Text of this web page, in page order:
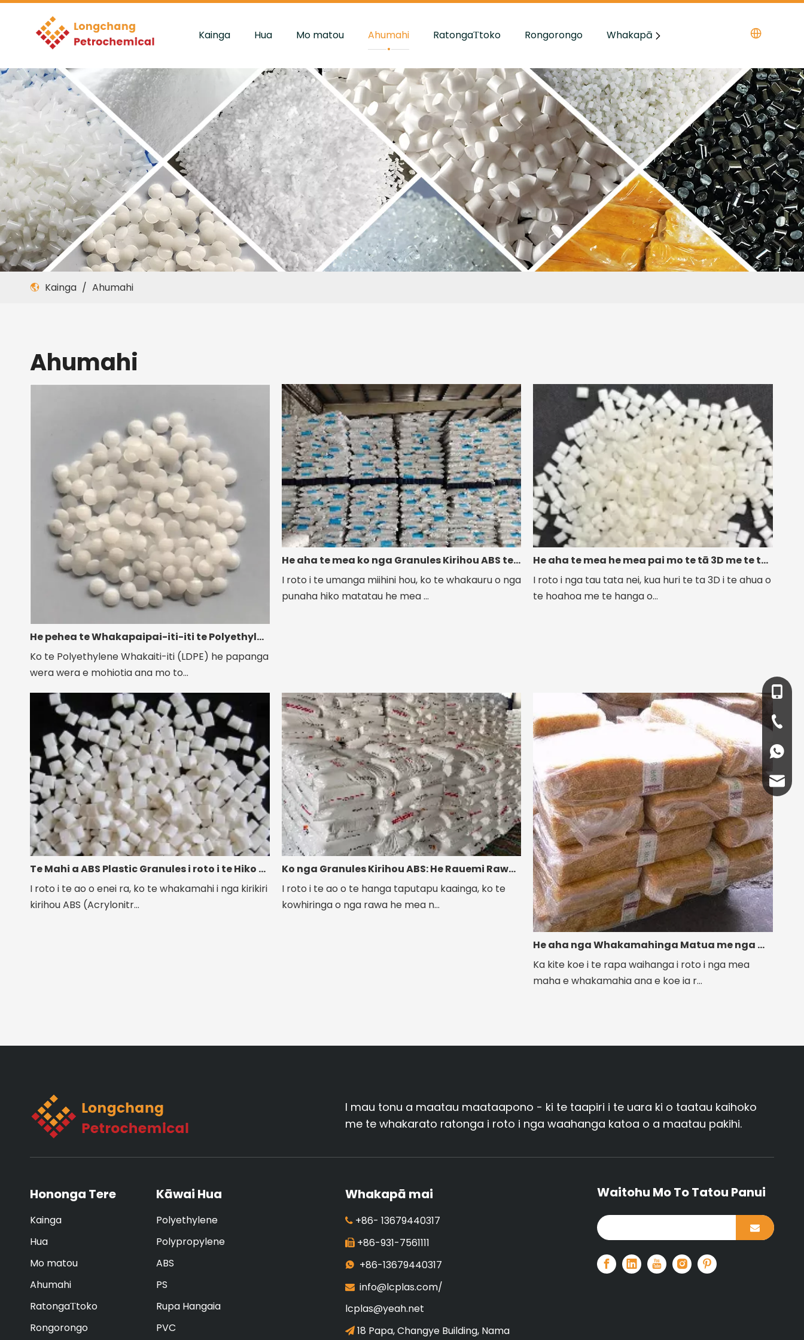
Kainga Hua Mo matou Ahumahi RatongaΤtoko Rongorongo Whakapā mai
Kainga / Ahumahi
Ahumahi
He pehea te Whakapaipai-iti-iti te Polyethylene Excel i roto i nga tono Whakaakoranga Kiriata Pēnei i nga Kiriata Ahuwhenua me te Whakapaipai?
Ko te Polyethylene Whakaiti-iti (LDPE) he papanga
wera wera e mohiotia ana mo to...
He aha te mea ko nga Granules Kirihou ABS te Kowhiringa Mo Nga Waa Motu
I roto i te umanga miihini hou, ko te whakauru o nga
punaha hiko matatau he mea ...
He aha te mea he mea pai mo te tā 3D me te tauira tauira
I roto i nga tau tata nei, kua huri te ta 3D i te ahua o
te hoahoa me te hanga o...
Te Mahi a ABS Plastic Granules i roto i te Hiko me nga Taonga Kaihoko
I roto i te ao o enei ra, ko te whakamahi i nga kirikiri
kirihou ABS (Acrylonitr...
Ko nga Granules Kirihou ABS: He Rauemi Rawe mo nga Ahumahi Kanorau
I roto i te ao o te hanga taputapu kaainga, ko te
kowhiringa o nga rawa he mea n...
He aha nga Whakamahinga Matua me nga Whakamahinga o te Rubber Synthetic
Ka kite koe i te rapa waihanga i roto i nga mea
maha e whakamahia ana e koe ia r...
I mau tonu a maatau maataapono - ki te taapiri i te uara ki o taatau kaihoko
me te whakarato ratonga i roto i nga waahanga katoa o a maatau pakihi.
Hononga Tere
Kainga
Hua
Mo matou
Ahumahi
RatongaΤtoko
Rongorongo
Kāwai Hua
Polyethylene
Polypropylene
ABS
PS
Rupa Hangaia
PVC
+86-
+86-
+86
Whakapā mai
+86- 13679440317
+86-931-7561111
 +86-13679440317
 info@lcplas.com/
lcplas@yeah.net
18 Papa, Changye Building, Nama
Waitohu Mo To Tatou Panui